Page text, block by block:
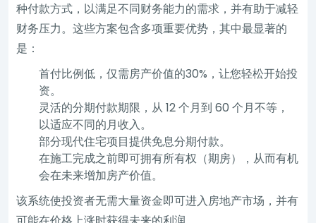
种付款方式，以满足不同财务能力的需求，并有助于减轻
财务压力。这些方案包含多项重要优势，其中最显著的
是：
首付比例低，仅需房产价值的30%，让您轻松开始投
资。
灵活的分期付款期限，从 12 个月到 60 个月不等，
以适应不同的月收入。
部分现代住宅项目提供免息分期付款。
在施工完成之前即可拥有所有权（期房），从而有机
会在未来增加房产价值。
该系统使投资者无需大量资金即可进入房地产市场，并有